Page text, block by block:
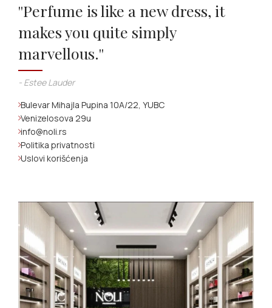
''Perfume is like a new dress, it
makes you quite simply
marvellous.''
- Estee Lauder
Bulevar Mihajla Pupina 10A/22, YUBC
Venizelosova 29u
info@noli.rs
Politika privatnosti
Uslovi korišćenja